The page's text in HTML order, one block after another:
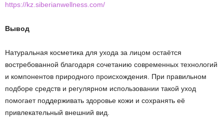
https://kz.siberianwellness.com/
Вывод
Натуральная косметика для ухода за лицом остаётся
востребованной благодаря сочетанию современных технологий
и компонентов природного происхождения. При правильном
подборе средств и регулярном использовании такой уход
помогает поддерживать здоровье кожи и сохранять её
привлекательный внешний вид.